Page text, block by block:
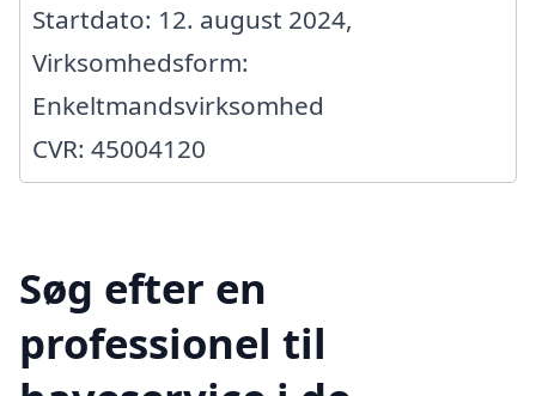
Startdato: 12. august 2024,
Virksomhedsform:
Enkeltmandsvirksomhed
CVR: 45004120
Søg efter en
professionel til